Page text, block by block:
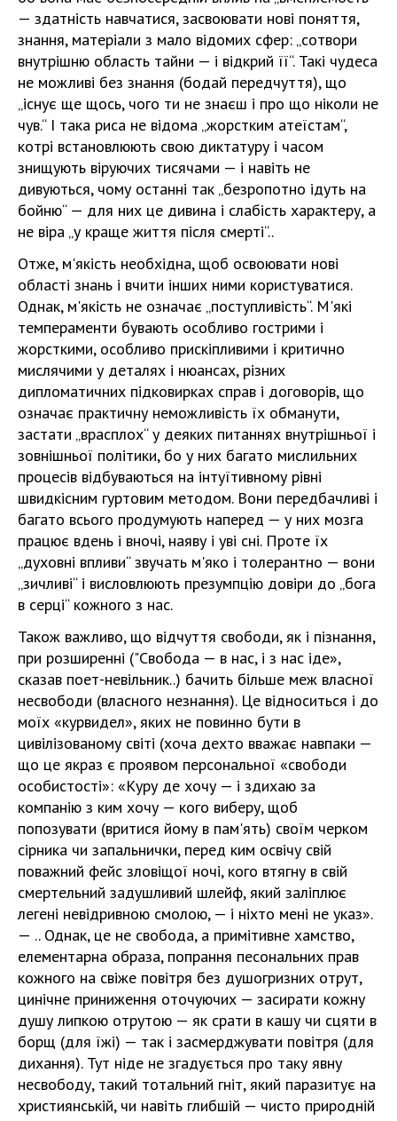
— здатність навчатися, засвоювати нові поняття,
знання, матеріали з мало відомих сфер: „сотвори
внутрішню область тайни — і відкрий її“. Такі чудеса
не можливі без знання (бодай передчуття), що
„існує ще щось, чого ти не знаєш і про що ніколи не
чув.“ І така риса не відома „жорстким атеїстам“,
котрі встановлюють свою диктатуру і часом
знищують віруючих тисячами — і навіть не
дивуються, чому останні так „безропотно ідуть на
бойню“ — для них це дивина і слабість характеру, а
не віра „у краще життя після смерті“..
Отже, м'якість необхідна, щоб освоювати нові
області знань і вчити інших ними користуватися.
Однак, м'якість не означає „поступливість“. М'які
темпераменти бувають особливо гострими і
жорсткими, особливо прискіпливими і критично
мислячими у деталях і нюансах, різних
дипломатичних підковирках справ і договорів, що
означає практичну неможливість їх обманути,
застати „врасплох“ у деяких питаннях внутрішньої і
зовнішньої політики, бо у них багато мислильних
процесів відбуваються на інтуїтивному рівні
швидкісним гуртовим методом. Вони передбачливі і
багато всього продумують наперед — у них мозга
працює вдень і вночі, наяву і уві сні. Проте їх
„духовні впливи“ звучать м'яко і толерантно — вони
„зичливі“ і висловлюють презумпцію довіри до „бога
в серці“ кожного з нас.
Також важливо, що відчуття свободи, як і пізнання,
при розширенні ("Свобода — в нас, і з нас іде»,
сказав поет-невільник..) бачить більше меж власної
несвободи (власного незнання). Це відноситься і до
моїх «курвидел», яких не повинно бути в
цивілізованому світі (хоча дехто вважає навпаки —
що це якраз є проявом персональної «свободи
особистості»: «Куру де хочу — і здихаю за
компанію з ким хочу — кого виберу, щоб
попозувати (вритися йому в пам'ять) своїм черком
сірника чи запальнички, перед ким освічу свій
поважний фейс зловіщої ночі, кого втягну в свій
смертельний задушливий шлейф, який заліплює
легені невідривною смолою, — і ніхто мені не указ».
— .. Однак, це не свобода, а примітивне хамство,
елементарна образа, попрання песональних прав
кожного на свіже повітря без душогризних отрут,
цинічне приниження оточуючих — засирати кожну
душу липкою отрутою — як срати в кашу чи сцяти в
борщ (для їжі) — так і засмерджувати повітря (для
дихання). Тут ніде не згадується про таку явну
несвободу, такий тотальний гніт, який паразитує на
християнській, чи навіть глибшій — чисто природній